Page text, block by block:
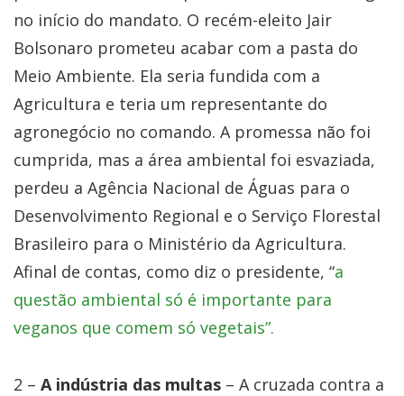
no início do mandato. O recém-eleito Jair
Bolsonaro prometeu acabar com a pasta do
Meio Ambiente. Ela seria fundida com a
Agricultura e teria um representante do
agronegócio no comando. A promessa não foi
cumprida, mas a área ambiental foi esvaziada,
perdeu a Agência Nacional de Águas para o
Desenvolvimento Regional e o Serviço Florestal
Brasileiro para o Ministério da Agricultura.
Afinal de contas, como diz o presidente, “a
questão ambiental só é importante para
veganos que comem só vegetais”.
2 – A indústria das multas – A cruzada contra a